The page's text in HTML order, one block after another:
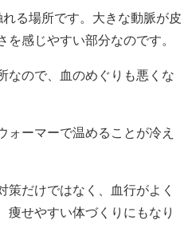
る場所です。大きな動脈が皮
を感じやすい部分なのです。
なので、血のめぐりも悪くな
ォーマーで温めることが冷え
策だけではなく、血行がよく
痩せやすい体づくりにもなり